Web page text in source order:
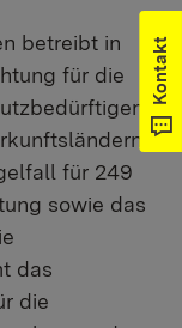
betreibt in
für die
für 249
sowie das
das
die
Kontakt